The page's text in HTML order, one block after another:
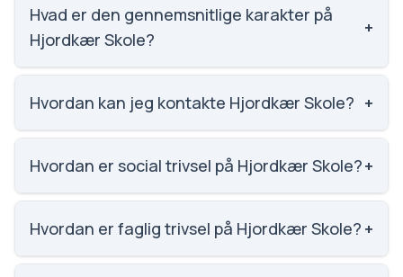
nummer 1048 ud af 3143 skoler.
Hvad er den gennemsnitlige karakter på
Hjordkær Skole?
+
Karaktergennemsnittet på Hjordkær Skole er 6.4,
nummer 1279 ud af 3143 skoler.
Hvordan kan jeg kontakte Hjordkær Skole? +
Email: bhmar@aabenraa.dk. Telefon: 7366 6021.
Adresse: Hjordkær Skole Birkholm 7 Hjordkær, 6230
Hvordan er social trivsel på Hjordkær Skole?+
Social trivsel på Hjordkær Skole er 4 ud af 5, nummer
387 ud af 3143 skoler. Scoren er baseret på
Hvordan er faglig trivsel på Hjordkær Skole? +
Faglig trivsel på Hjordkær Skole er 3.5 ud af 5,